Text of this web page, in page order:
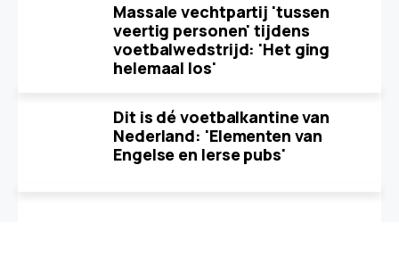
Massale vechtpartij 'tussen
veertig personen' tijdens
voetbalwedstrijd: 'Het ging
helemaal los'
Dit is dé voetbalkantine van
Nederland: 'Elementen van
Engelse en Ierse pubs'